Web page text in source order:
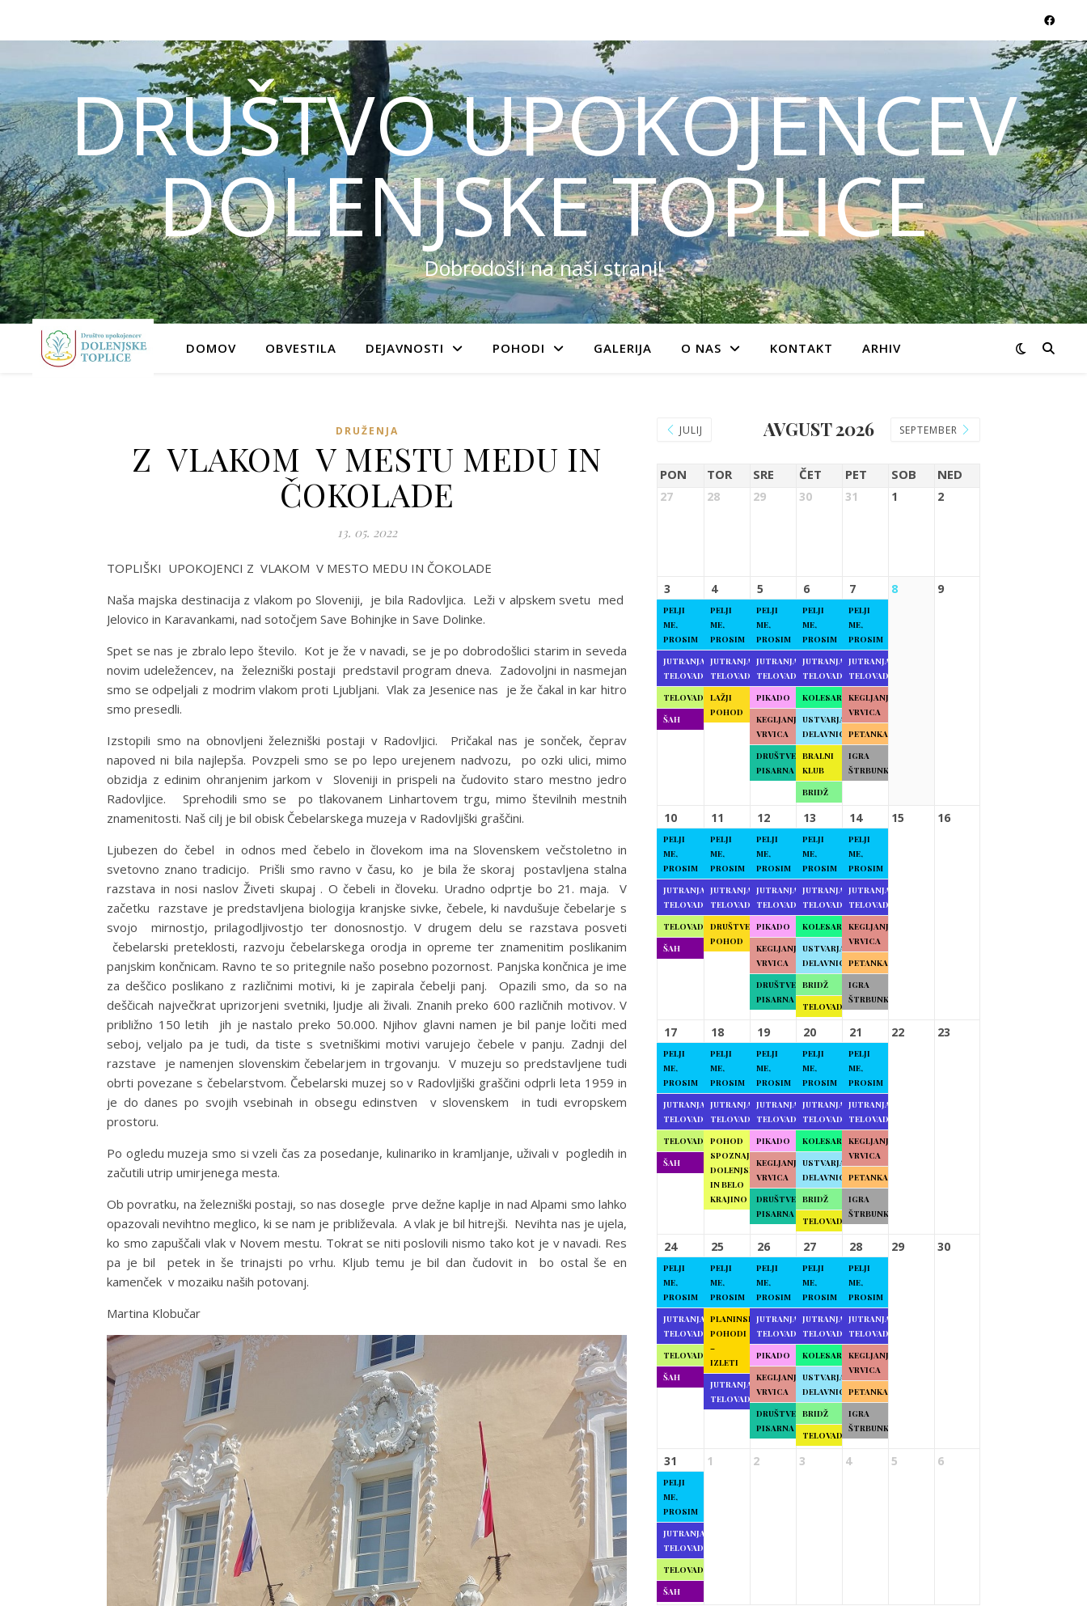
DRUŠTVO UPOKOJENCEV
DOLENJSKE TOPLICE
Dobrodošli na naši strani!
DOMOV OBVESTILA DEJAVNOSTI POHODI GALERIJA O NAS KONTAKT ARHIV
DRUŽENJA
Z VLAKOM V MESTU MEDU IN
ČOKOLADE
13. 05. 2022
TOPLIŠKI UPOKOJENCI Z VLAKOM V MESTO MEDU IN ČOKOLADE
Naša majska destinacija z vlakom po Sloveniji, je bila Radovljica. Leži v alpskem svetu med
Jelovico in Karavankami, nad sotočjem Save Bohinjke in Save Dolinke.
Spet se nas je zbralo lepo število. Kot je že v navadi, se je po dobrodošlici starim in seveda
novim udeležencev, na železniški postaji predstavil program dneva. Zadovoljni in nasmejan
smo se odpeljali z modrim vlakom proti Ljubljani. Vlak za Jesenice nas je že čakal in kar hitro
smo presedli.
Izstopili smo na obnovljeni železniški postaji v Radovljici. Pričakal nas je sonček, čeprav
napoved ni bila najlepša. Povzpeli smo se po lepo urejenem nadvozu, po ozki ulici, mimo
obzidja z edinim ohranjenim jarkom v Sloveniji in prispeli na čudovito staro mestno jedro
Radovljice. Sprehodili smo se po tlakovanem Linhartovem trgu, mimo številnih mestnih
znamenitosti. Naš cilj je bil obisk Čebelarskega muzeja v Radovljiški graščini.
Ljubezen do čebel in odnos med čebelo in človekom ima na Slovenskem večstoletno in
svetovno znano tradicijo. Prišli smo ravno v času, ko je bila že skoraj postavljena stalna
razstava in nosi naslov Živeti skupaj . O čebeli in človeku. Uradno odprtje bo 21. maja. V
začetku razstave je predstavljena biologija kranjske sivke, čebele, ki navdušuje čebelarje s
svojo mirnostjo, prilagodljivostjo ter donosnostjo. V drugem delu se razstava posveti
čebelarski preteklosti, razvoju čebelarskega orodja in opreme ter znamenitim poslikanim
panjskim končnicam. Ravno te so pritegnile našo posebno pozornost. Panjska končnica je ime
za deščico poslikano z različnimi motivi, ki je zapirala čebelji panj. Opazili smo, da so na
deščicah največkrat uprizorjeni svetniki, ljudje ali živali. Znanih preko 600 različnih motivov. V
približno 150 letih jih je nastalo preko 50.000. Njihov glavni namen je bil panje ločiti med
seboj, veljalo pa je tudi, da tiste s svetniškimi motivi varujejo čebele v panju. Zadnji del
razstave je namenjen slovenskim čebelarjem in trgovanju. V muzeju so predstavljene tudi
obrti povezane s čebelarstvom. Čebelarski muzej so v Radovljiški graščini odprli leta 1959 in
je do danes po svojih vsebinah in obsegu edinstven v slovenskem in tudi evropskem
prostoru.
Po ogledu muzeja smo si vzeli čas za posedanje, kulinariko in kramljanje, uživali v pogledih in
začutili utrip umirjenega mesta.
Ob povratku, na železniški postaji, so nas dosegle prve dežne kaplje in nad Alpami smo lahko
opazovali nevihtno meglico, ki se nam je približevala. A vlak je bil hitrejši. Nevihta nas je ujela,
ko smo zapuščali vlak v Novem mestu. Tokrat se niti poslovili nismo tako kot je v navadi. Res
pa je bil petek in še trinajsti po vrhu. Kljub temu je bil dan čudovit in bo ostal še en
kamenček v mozaiku naših potovanj.
Martina Klobučar
JULIJ AVGUST 2026 SEPTEMBER
PON TOR SRE ČET PET SOB NED
27 28 29 30 31 1 2
3
PELJI
ME,
PROSIM
JUTRANJA
TELOVADBA
TELOVADBA
ŠAH
4
PELJI
ME,
PROSIM
JUTRANJA
TELOVADBA
LAŽJI
POHOD
5
PELJI
ME,
PROSIM
JUTRANJA
TELOVADBA
PIKADO
KEGLJANJE
VRVICA
DRUŠTVENA
PISARNA
6
PELJI
ME,
PROSIM
JUTRANJA
TELOVADBA
KOLESARJENJE
USTVARJALNE
DELAVNICE
BRALNI
KLUB
BRIDŽ
7
PELJI
ME,
PROSIM
JUTRANJA
TELOVADBA
KEGLJANJE
VRVICA
PETANKA
IGRA
ŠTRBUNK
8 9
10
PELJI
ME,
PROSIM
JUTRANJA
TELOVADBA
TELOVADBA
ŠAH
11
PELJI
ME,
PROSIM
JUTRANJA
TELOVADBA
DRUŠTVENI
POHOD
12
PELJI
ME,
PROSIM
JUTRANJA
TELOVADBA
PIKADO
KEGLJANJE
VRVICA
DRUŠTVENA
PISARNA
13
PELJI
ME,
PROSIM
JUTRANJA
TELOVADBA
KOLESARJENJE
USTVARJALNE
DELAVNICE
BRIDŽ
TELOVADBA
14
PELJI
ME,
PROSIM
JUTRANJA
TELOVADBA
KEGLJANJE
VRVICA
PETANKA
IGRA
ŠTRBUNK
15 16
17
PELJI
ME,
PROSIM
JUTRANJA
TELOVADBA
TELOVADBA
ŠAH
18
PELJI
ME,
PROSIM
JUTRANJA
TELOVADBA
POHOD
SPOZNAJMO
DOLENJSKO
IN BELO
KRAJINO
19
PELJI
ME,
PROSIM
JUTRANJA
TELOVADBA
PIKADO
KEGLJANJE
VRVICA
DRUŠTVENA
PISARNA
20
PELJI
ME,
PROSIM
JUTRANJA
TELOVADBA
KOLESARJENJE
USTVARJALNE
DELAVNICE
BRIDŽ
TELOVADBA
21
PELJI
ME,
PROSIM
JUTRANJA
TELOVADBA
KEGLJANJE
VRVICA
PETANKA
IGRA
ŠTRBUNK
22 23
24
PELJI
ME,
PROSIM
JUTRANJA
TELOVADBA
TELOVADBA
ŠAH
25
PELJI
ME,
PROSIM
PLANINSKI
POHODI
–
IZLETI
JUTRANJA
TELOVADBA
26
PELJI
ME,
PROSIM
JUTRANJA
TELOVADBA
PIKADO
KEGLJANJE
VRVICA
DRUŠTVENA
PISARNA
27
PELJI
ME,
PROSIM
JUTRANJA
TELOVADBA
KOLESARJENJE
USTVARJALNE
DELAVNICE
BRIDŽ
TELOVADBA
28
PELJI
ME,
PROSIM
JUTRANJA
TELOVADBA
KEGLJANJE
VRVICA
PETANKA
IGRA
ŠTRBUNK
29 30
31
PELJI
ME,
PROSIM
JUTRANJA
TELOVADBA
TELOVADBA
ŠAH
1 2 3 4 5 6